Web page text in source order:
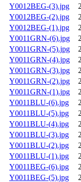
Y0012BEG-(3).jpg
Y0012BEG-(2).jpg
Y0012BEG-(1).jpg
Y0011GRN-(6).jpg
Y0011GRN-(5).jpg
Y0011GRN-(4).jpg
Y0011GRN-(3).jpg
Y0011GRN-(2).jpg
Y0011GRN-(1).jpg
Y0011BLU-(6).jpg
Y0011BLU-(5).jpg
Y0011BLU-(4).jpg
Y0011BLU-(3).jpg
Y0011BLU-(2).jpg
Y0011BLU-(1).jpg
Y0011BEG-(6).jpg
Y0011BEG-(5).jpg